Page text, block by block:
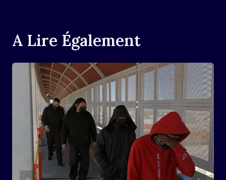
A Lire Également